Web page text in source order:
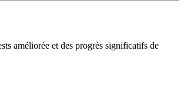
améliorée et des progrès significatifs de